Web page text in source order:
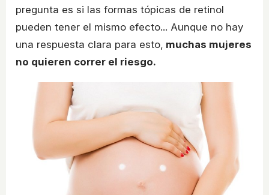
pregunta es si las formas tópicas de retinol
pueden tener el mismo efecto... Aunque no hay
una respuesta clara para esto, muchas mujeres
no quieren correr el riesgo.